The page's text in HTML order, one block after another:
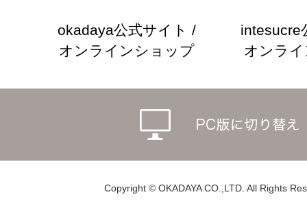
okadaya公式サイト /
オンラインショップ
intesucre
オンラ
Copyright © OKADAYA CO.,LTD. All Rights